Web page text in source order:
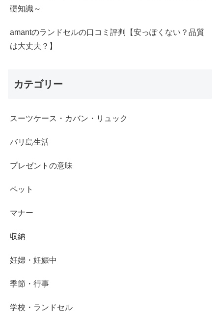
礎知識～
amantのランドセルの口コミ評判【安っぽくない？品質
は大丈夫？】
カテゴリー
スーツケース・カバン・リュック
バリ島生活
プレゼントの意味
ペット
マナー
収納
妊婦・妊娠中
季節・行事
学校・ランドセル